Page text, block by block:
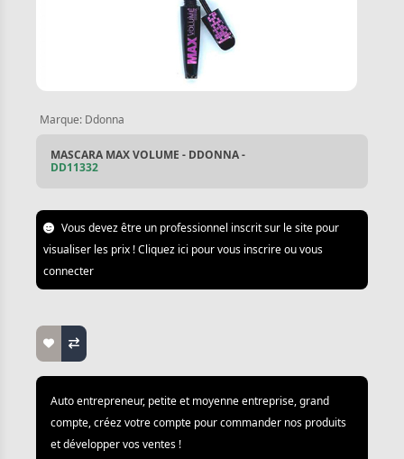
Marque: Ddonna
MASCARA MAX VOLUME - DDONNA -
DD11332
Vous devez être un professionnel inscrit sur le site pour
visualiser les prix ! Cliquez ici pour vous inscrire ou vous
connecter
Auto entrepreneur, petite et moyenne entreprise, grand
compte, créez votre compte pour commander nos produits
et développer vos ventes !